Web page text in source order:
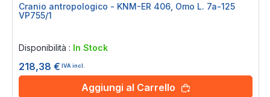
Cranio antropologico - KNM-ER 406, Omo L. 7a-125
VP755/1
Disponibilità : In Stock
218,38 € IVA incl.
Aggiungi al Carrello